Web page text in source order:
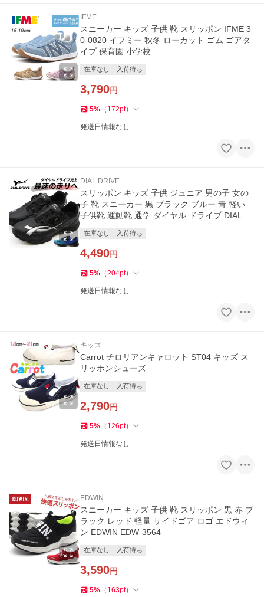
IFME
スニーカー キッズ 子供 靴 スリッポン IFME 3
0-0820 イフミー 秋冬 ローカット ゴム ゴアタ
イプ 保育園 小学校
在庫なし 入荷待ち
3,790円
5% （ 172pt）
発送日情報なし
DIAL DRIVE
スリッポン キッズ 子供 ジュニア 男の子 女の
子 靴 スニーカー 黒 ブラック ブルー 青 軽い
子供靴 運動靴 通学 ダイヤル ドライブ DIAL D
在庫なし 入荷待ち
4,490円
5% （204pt）
発送日情報なし
キッズ
Carrot チロリアンキャロット ST04 キッズ ス
リッポンシューズ
在庫なし 入荷待ち
2,790円
5% （ 126pt）
発送日情報なし
EDWIN
スニーカー キッズ 子供 靴 スリッポン 黒 赤 ブ
ラック レッド 軽量 サイドゴア ロゴ エドウィ
ン EDWIN EDW-3564
在庫なし 入荷待ち
3,590円
5% （ 163pt）